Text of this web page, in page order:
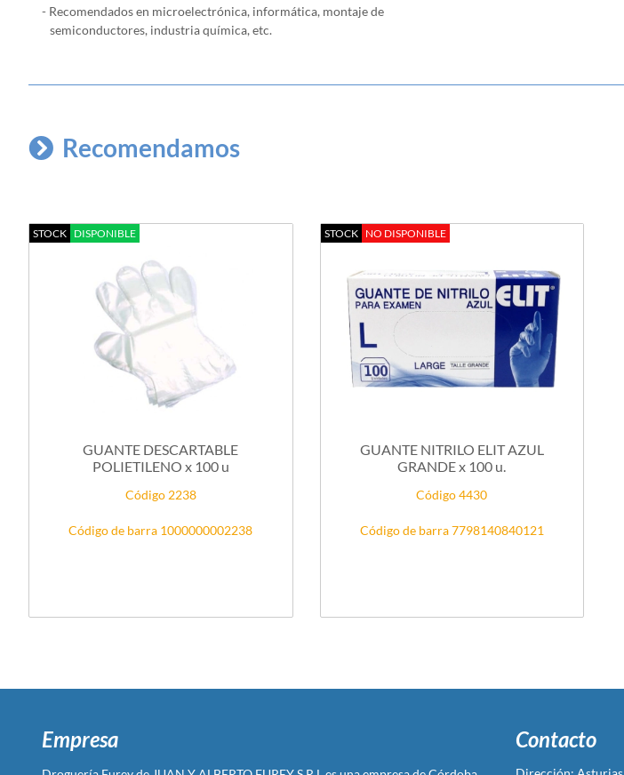
- Recomendados en microelectrónica, informática, montaje de
semiconductores, industria química, etc.
Recomendamos
STOCK DISPONIBLE
GUANTE DESCARTABLE
POLIETILENO x 100 u
Código 2238
Código de barra 1000000002238
STOCK NO DISPONIBLE
GUANTE NITRILO ELIT AZUL
GRANDE x 100 u.
Código 4430
Código de barra 7798140840121
Empresa Contacto